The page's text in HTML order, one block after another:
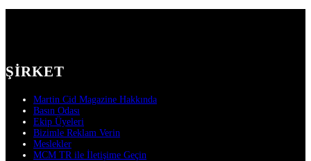
ŞIRKET
Martin Cid Magazine Hakkında
Basın Odası
Ekip Üyeleri
Bizimle Reklam Verin
Meslekler
MCM TR ile İletişime Geçin